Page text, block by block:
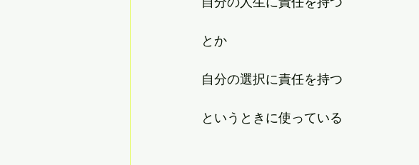
とか
自分の選択に責任を持つ
というときに使っている